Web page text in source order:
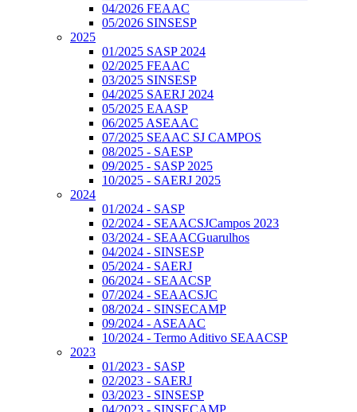
04/2026 FEAAC
05/2026 SINSESP
2025
01/2025 SASP 2024
02/2025 FEAAC
03/2025 SINSESP
04/2025 SAERJ 2024
05/2025 EAASP
06/2025 ASEAAC
07/2025 SEAAC SJ CAMPOS
08/2025 - SAESP
09/2025 - SASP 2025
10/2025 - SAERJ 2025
2024
01/2024 - SASP
02/2024 - SEAACSJCampos 2023
03/2024 - SEAACGuarulhos
04/2024 - SINSESP
05/2024 - SAERJ
06/2024 - SEAACSP
07/2024 - SEAACSJC
08/2024 - SINSECAMP
09/2024 - ASEAAC
10/2024 - Termo Aditivo SEAACSP
2023
01/2023 - SASP
02/2023 - SAERJ
03/2023 - SINSESP
04/2023 - SINSECAMP